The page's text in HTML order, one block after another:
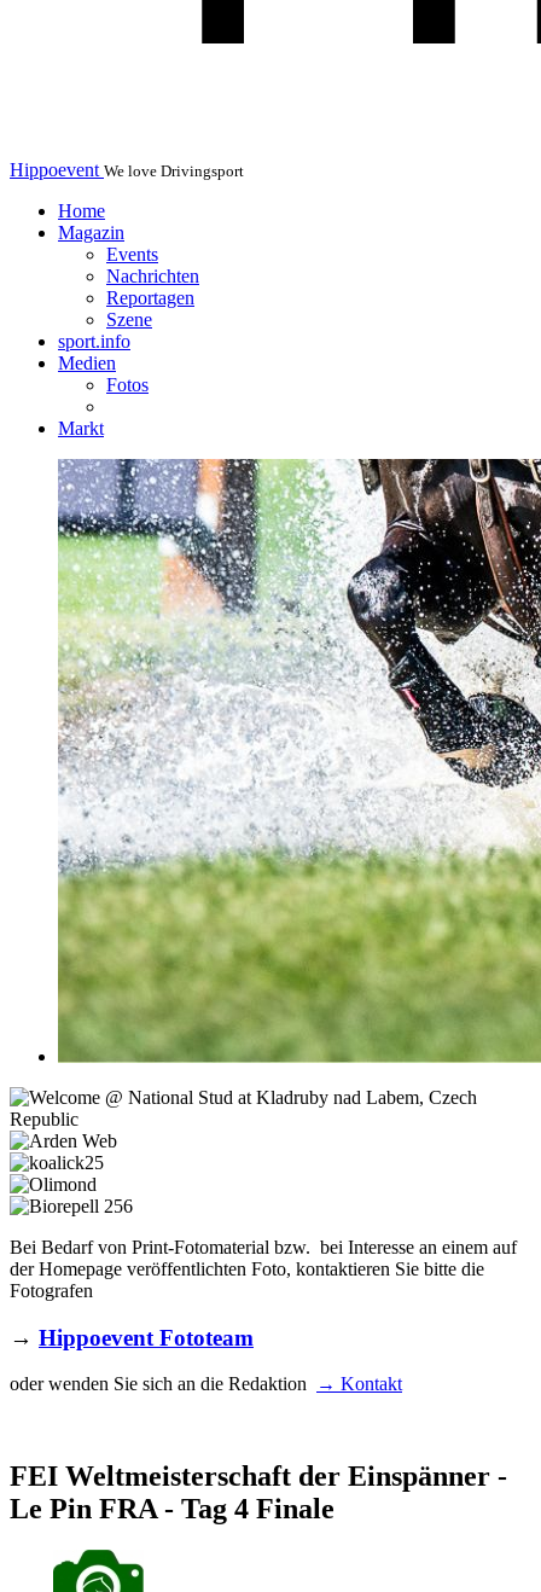
Hippoevent We love Drivingsport
Home
Magazin
Events
Nachrichten
Reportagen
Szene
sport.info
Medien
Fotos
Markt
Bei Bedarf von Print-Fotomaterial bzw. bei Interesse an einem auf
der Homepage veröffentlichten Foto, kontaktieren Sie bitte die
Fotografen
→ Hippoevent Fototeam
oder wenden Sie sich an die Redaktion → Kontakt
FEI Weltmeisterschaft der Einspänner -
Le Pin FRA - Tag 4 Finale